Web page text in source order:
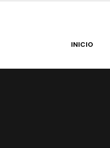
INICIO